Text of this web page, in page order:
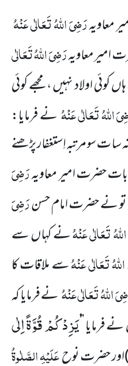
معاویہرَضِیَ اللہُ تَعَالٰی عَنْہُ
معاویہرَضِیَ اللہُ تَعَالٰی
اولاد نہیں ، مجھے کوئی
اللہُ تَعَالٰی عَنْہُنے فرمایا:
ت سو مرتبہ اِستغفار پڑھنے
حضرت امیر معاویہرَضِیَ
تو نے حضرت امام حسنرَضِیَ
تَعَالٰی عَنْہُنے کہاں سے
تَعَالٰی عَنْہُسے ملاقات کا
اللہُ تَعَالٰی عَنْہُنے فرمایا کہ
فرمایا ’’یَزِدْكُمْ قُوَّةً اِلٰى
حضرت نوحعَلَیْہِ الصَّلٰوۃُ